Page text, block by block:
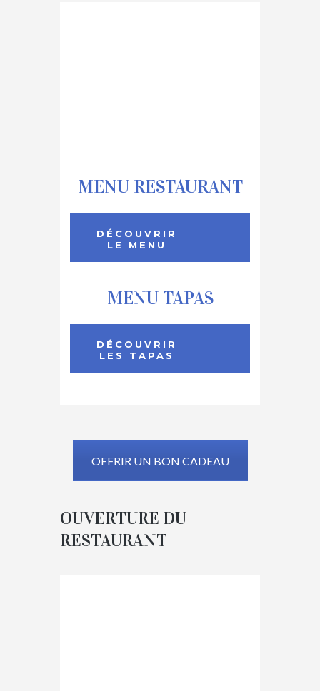
MENU RESTAURANT
DÉCOUVRIR
LE MENU
MENU TAPAS
DÉCOUVRIR
LES TAPAS
OFFRIR UN BON CADEAU
OUVERTURE DU
RESTAURANT